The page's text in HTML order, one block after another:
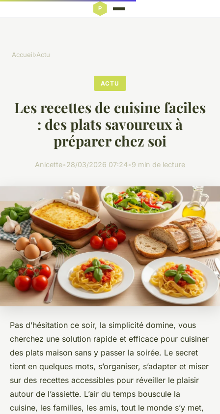
Accueil›Actu
ACTU
Les recettes de cuisine faciles
: des plats savoureux à
préparer chez soi
Anicette•28/03/2026 07:24•9 min de lecture
Pas d’hésitation ce soir, la simplicité domine, vous
cherchez une solution rapide et efficace pour cuisiner
des plats maison sans y passer la soirée. Le secret
tient en quelques mots, s’organiser, s’adapter et miser
sur des recettes accessibles pour réveiller le plaisir
autour de l’assiette. L’air du temps bouscule la
cuisine, les familles, les amis, tout le monde s’y met,